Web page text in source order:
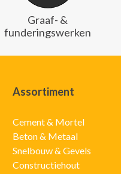
Graaf- &
funderingswerken
Assortiment
Cement & Mortel
Beton & Metaal
Snelbouw & Gevels
Constructiehout